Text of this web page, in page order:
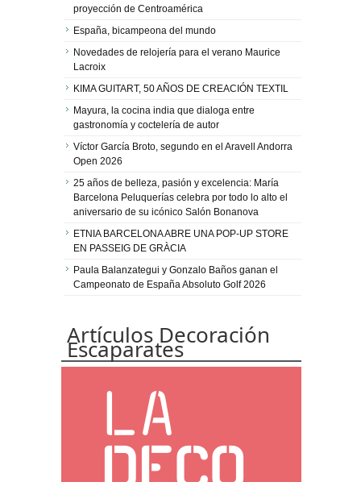
proyección de Centroamérica
España, bicampeona del mundo
Novedades de relojería para el verano Maurice
Lacroix
KIMA GUITART, 50 AÑOS DE CREACIÓN TEXTIL
Mayura, la cocina india que dialoga entre
gastronomía y coctelería de autor
Víctor García Broto, segundo en el Aravell Andorra
Open 2026
25 años de belleza, pasión y excelencia: María
Barcelona Peluquerías celebra por todo lo alto el
aniversario de su icónico Salón Bonanova
ETNIA BARCELONA ABRE UNA POP-UP STORE
EN PASSEIG DE GRÀCIA
Paula Balanzategui y Gonzalo Baños ganan el
Campeonato de España Absoluto Golf 2026
Artículos Decoración
Escaparates